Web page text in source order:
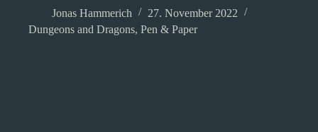
Jonas Hammerich
27. November 2022
Dungeons and Dragons, Pen & Paper